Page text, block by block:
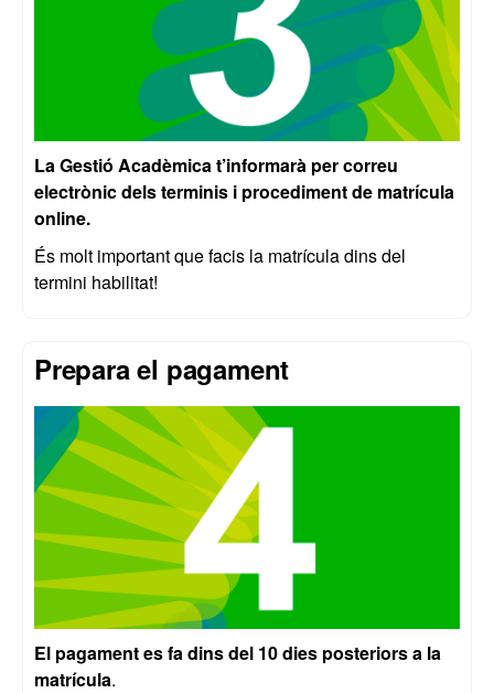
La Gestió Acadèmica t’informarà per correu
electrònic dels terminis i procediment de matrícula
online.
És molt important que facis la matrícula dins del
termini habilitat!
Prepara el pagament
El pagament es fa dins del 10 dies posteriors a la
matrícula.